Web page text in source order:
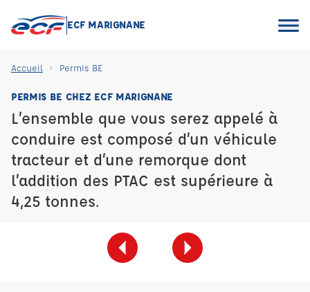
ECF MARIGNANE
Accueil Permis BE
PERMIS BE CHEZ ECF MARIGNANE
L’ensemble que vous serez appelé à
conduire est composé d’un véhicule
tracteur et d’une remorque dont
l’addition des PTAC est supérieure à
4,25 tonnes.